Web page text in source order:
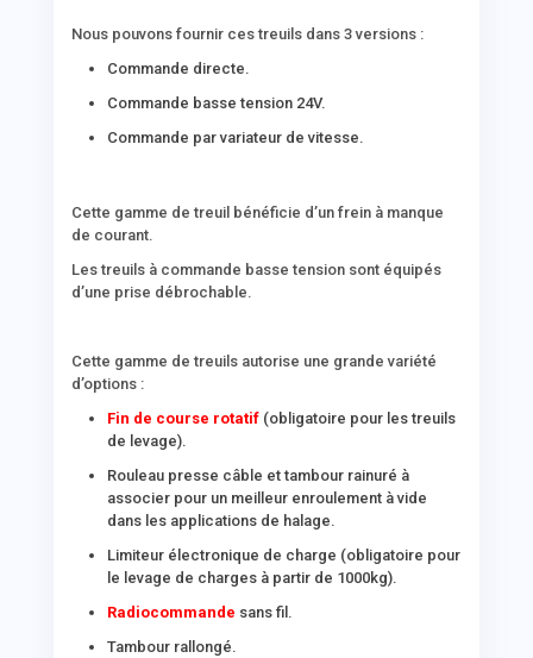
Nous pouvons fournir ces treuils dans 3 versions :
Commande directe.
Commande basse tension 24V.
Commande par variateur de vitesse.
Cette gamme de treuil bénéficie d’un frein à manque
de courant.
Les treuils à commande basse tension sont équipés
d’une prise débrochable.
Cette gamme de treuils autorise une grande variété
d’options :
Fin de course rotatif (obligatoire pour les treuils
de levage).
Rouleau presse câble et tambour rainuré à
associer pour un meilleur enroulement à vide
dans les applications de halage.
Limiteur électronique de charge (obligatoire pour
le levage de charges à partir de 1000kg).
Radiocommande sans fil.
Tambour rallongé.